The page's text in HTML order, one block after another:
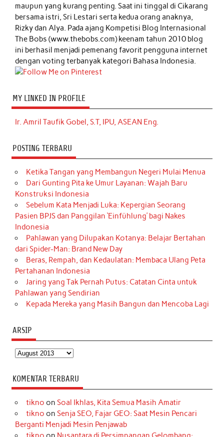
maupun yang kurang penting. Saat ini tinggal di Cikarang
bersama istri, Sri Lestari serta kedua orang anaknya,
Rizky dan Alya. Pada ajang Kompetisi Blog Internasional
The Bobs (www.thebobs.com) keenam tahun 2010 blog
ini berhasil menjadi pemenang favorit pengguna internet
dengan voting terbanyak kategori Bahasa Indonesia.
MY LINKED IN PROFILE
Ir. Amril Taufik Gobel, S.T, IPU, ASEAN Eng.
POSTING TERBARU
Ketika Tangan yang Membangun Negeri Mulai Menua
Dari Gunting Pita ke Umur Layanan: Wajah Baru
Konstruksi Indonesia
Sebelum Kata Menjadi Luka: Kepergian Seorang
Pasien BPJS dan Panggilan ‘Einfühlung’ bagi Nakes
Indonesia
Pahlawan yang Dilupakan Kotanya: Belajar Bertahan
dari Spider-Man: Brand New Day
Beras, Rempah, dan Kedaulatan: Membaca Ulang Peta
Pertahanan Indonesia
Jaring yang Tak Pernah Putus: Catatan Cinta untuk
Pahlawan yang Sendirian
Kepada Mereka yang Masih Bangun dan Mencoba Lagi
ARSIP
Arsip
KOMENTAR TERBARU
tikno on Soal Ikhlas, Kita Semua Masih Amatir
tikno on Senja SEO, Fajar GEO: Saat Mesin Pencari
Berganti Menjadi Mesin Penjawab